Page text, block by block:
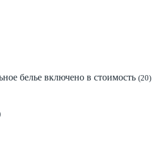
белье включено в стоимость (20)